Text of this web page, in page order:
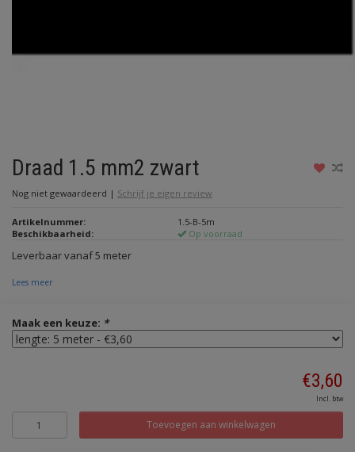
Draad 1.5 mm2 zwart
Nog niet gewaardeerd | Schrijf je eigen review
Artikelnummer:
1.5-B-5m
Beschikbaarheid:
Op voorraad
Leverbaar vanaf 5 meter
Lees meer
Maak een keuze: *
€3,60
Incl. btw
Toevoegen aan winkelwagen